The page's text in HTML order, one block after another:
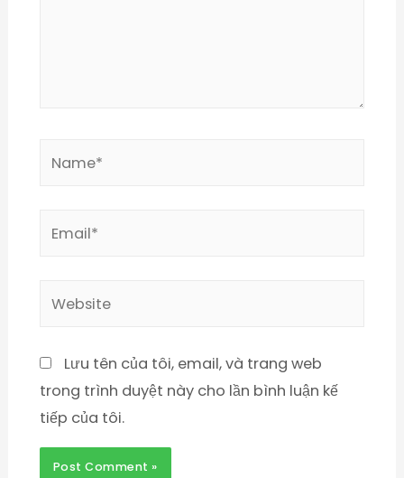
Lưu tên của tôi, email, và trang web
trong trình duyệt này cho lần bình luận kế
tiếp của tôi.